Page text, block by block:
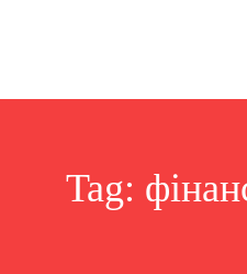
Tag: